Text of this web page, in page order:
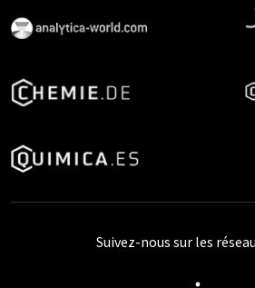
Suivez-nous sur les